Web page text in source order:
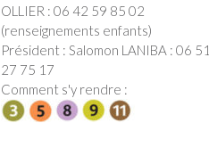
OLLIER : 06 42 59 85 02
(renseignements enfants)
Président : Salomon LANIBA : 06 51
27 75 17
Comment s'y rendre :